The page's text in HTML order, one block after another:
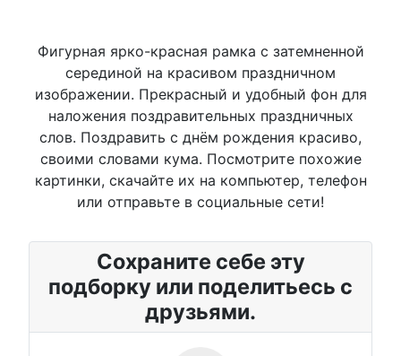
Фигурная ярко-красная рамка с затемненной
серединой на красивом праздничном
изображении. Прекрасный и удобный фон для
наложения поздравительных праздничных
слов. Поздравить с днём рождения красиво,
своими словами кума. Посмотрите похожие
картинки, скачайте их на компьютер, телефон
или отправьте в социальные сети!
Сохраните себе эту
подборку или поделитьесь с
друзьями.